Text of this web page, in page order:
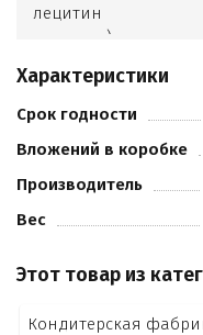
лецитин
ванилин)
Характеристики
Срок годности
Вложений в коробке
Производитель
Вес
Этот товар из
Кондитерская